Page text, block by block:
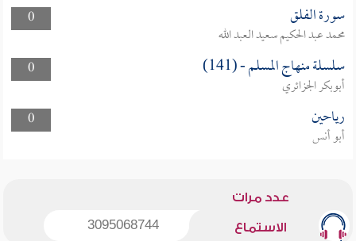
0
سورة الفلق
محمد عبد الحكيم سعيد العبد الله
0
سلسلة منهاج المسلم - (141)
أبوبكر الجزائري
0
رياحين
أبو أنس
عدد مرات
الاستماع 3095068744